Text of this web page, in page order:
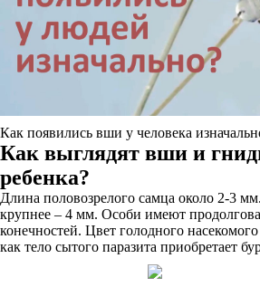
Как появились вши у человека
Как выглядят вши и
ребенка?
Длина половозрелого самца около 2-3
крупнее – 4 мм. Особи имеют
конечностей. Цвет голодного
как тело сытого паразита приобретает